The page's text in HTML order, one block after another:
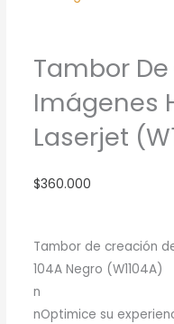
Tambor
Imágenes
Laserjet
$360.000
Tambor de creación
104A Negro (W1104A)
n
nOptimice su